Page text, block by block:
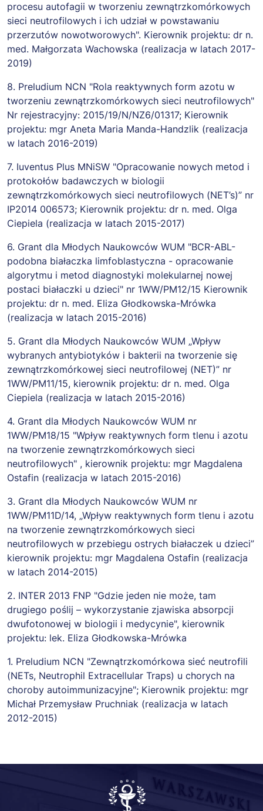
procesu autofagii w tworzeniu zewnątrzkomórkowych
sieci neutrofilowych i ich udział w powstawaniu
przerzutów nowotworowych". Kierownik projektu: dr n.
med. Małgorzata Wachowska (realizacja w latach 2017-
2019)
8. Preludium NCN "Rola reaktywnych form azotu w
tworzeniu zewnątrzkomórkowych sieci neutrofilowych"
Nr rejestracyjny: 2015/19/N/NZ6/01317; Kierownik
projektu: mgr Aneta Maria Manda-Handzlik (realizacja
w latach 2016-2019)
7. Iuventus Plus MNiSW "Opracowanie nowych metod i
protokołów badawczych w biologii
zewnątrzkomórkowych sieci neutrofilowych (NET’s)” nr
IP2014 006573; Kierownik projektu: dr n. med. Olga
Ciepiela (realizacja w latach 2015-2017)
6. Grant dla Młodych Naukowców WUM "BCR-ABL-
podobna białaczka limfoblastyczna - opracowanie
algorytmu i metod diagnostyki molekularnej nowej
postaci białaczki u dzieci" nr 1WW/PM12/15 Kierownik
projektu: dr n. med. Eliza Głodkowska-Mrówka
(realizacja w latach 2015-2016)
5. Grant dla Młodych Naukowców WUM „Wpływ
wybranych antybiotyków i bakterii na tworzenie się
zewnątrzkomórkowej sieci neutrofilowej (NET)” nr
1WW/PM11/15, kierownik projektu: dr n. med. Olga
Ciepiela (realizacja w latach 2015-2016)
4. Grant dla Młodych Naukowców WUM nr
1WW/PM18/15 "Wpływ reaktywnych form tlenu i azotu
na tworzenie zewnątrzkomórkowych sieci
neutrofilowych" , kierownik projektu: mgr Magdalena
Ostafin (realizacja w latach 2015-2016)
3. Grant dla Młodych Naukowców WUM nr
1WW/PM11D/14, „Wpływ reaktywnych form tlenu i azotu
na tworzenie zewnątrzkomórkowych sieci
neutrofilowych w przebiegu ostrych białaczek u dzieci”
kierownik projektu: mgr Magdalena Ostafin (realizacja
w latach 2014-2015)
2. INTER 2013 FNP "Gdzie jeden nie może, tam
drugiego poślij – wykorzystanie zjawiska absorpcji
dwufotonowej w biologii i medycynie", kierownik
projektu: lek. Eliza Głodkowska-Mrówka
1. Preludium NCN "Zewnątrzkomórkowa sieć neutrofili
(NETs, Neutrophil Extracellular Traps) u chorych na
choroby autoimmunizacyjne"; Kierownik projektu: mgr
Michał Przemysław Pruchniak (realizacja w latach
2012-2015)